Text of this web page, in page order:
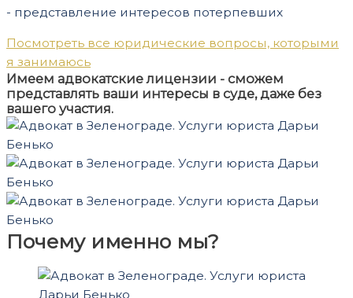
- представление интересов потерпевших
Посмотреть все юридические вопросы, которыми
я занимаюсь
Имеем адвокатские лицензии - сможем
представлять ваши интересы в суде, даже без
вашего участия.
Почему именно мы?